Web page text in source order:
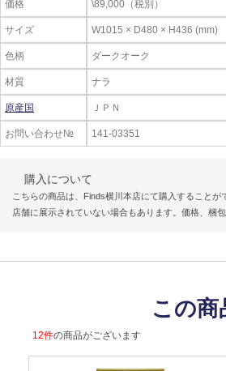
価格 \89,000（税別）
サイズ W1015 × D480 × H436 (mm)
色柄 ダークオーク
材質 ナラ
原産国 ＪＰＮ
お問い合わせ№ 141-03351
購入について
こちらの商品は、Finds横川本店にて購入することが
店舗に展示されていない場合もあります。価格、梱
この
12件の商品がございます